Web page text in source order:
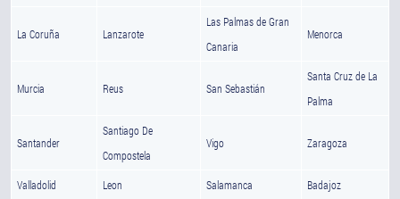
La Coruña Lanzarote
Las Palmas de Gran
Canaria
Menorca
Murcia Reus San Sebastián
Santa Cruz de La
Palma
Santander
Santiago De
Compostela
Vigo Zaragoza
Valladolid Leon Salamanca Badajoz